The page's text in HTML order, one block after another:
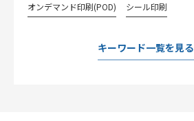
オンデマンド印刷(POD) シール印刷
キーワード一覧を見る